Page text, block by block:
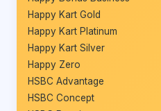
Happy Kart Gold
Happy Kart Platinum
Happy Kart Silver
Happy Zero
HSBC Advantage
HSBC Concept